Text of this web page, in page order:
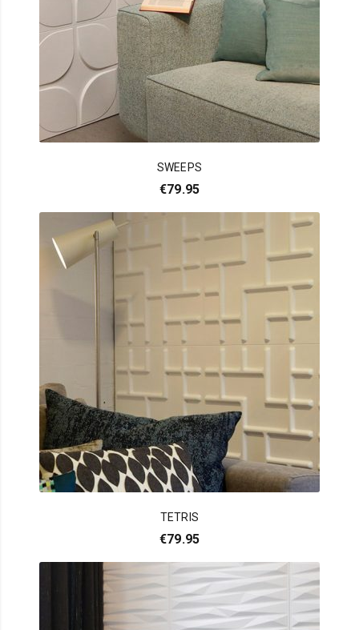
SWEEPS
€79.95
TETRIS
€79.95